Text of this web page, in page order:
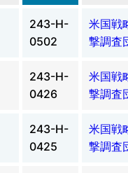
243-H-
0502
米国戦
撃調査
243-H-
0426
米国戦
撃調査
243-H-
0425
米国戦
撃調査